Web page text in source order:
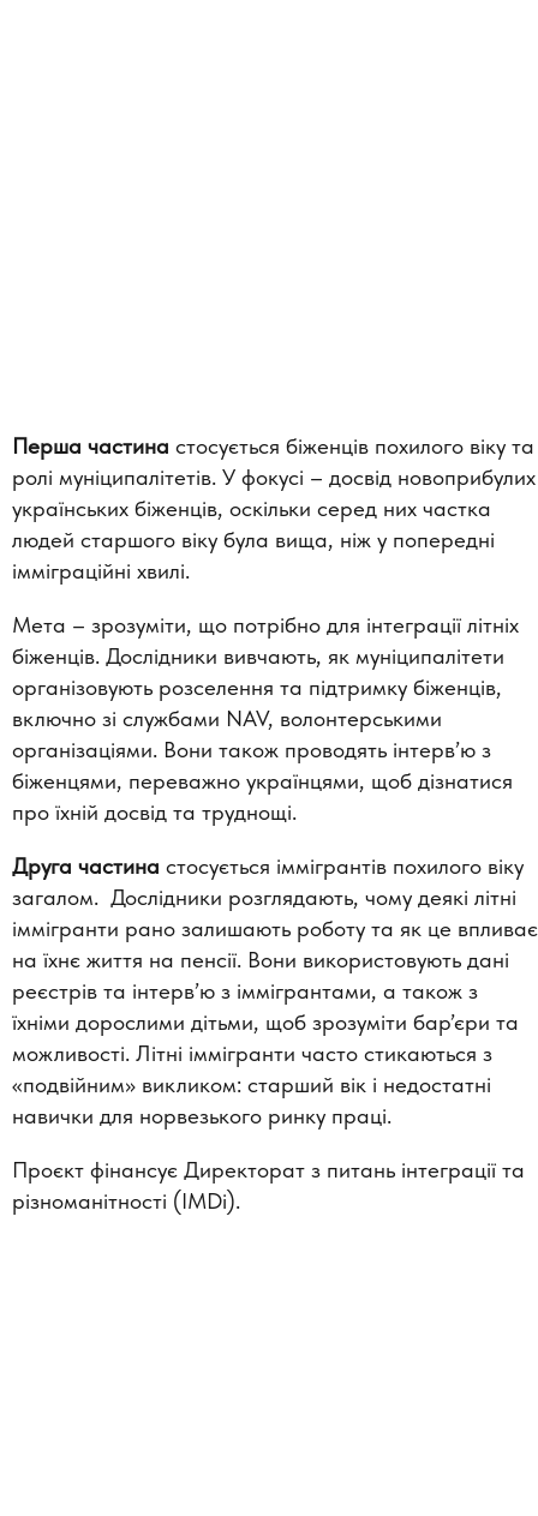
Перша частина стосується біженців похилого віку та
ролі муніципалітетів. У фокусі – досвід новоприбулих
українських біженців, оскільки серед них частка
людей старшого віку була вища, ніж у попередні
імміграційні хвилі.
Мета – зрозуміти, що потрібно для інтеграції літніх
біженців. Дослідники вивчають, як муніципалітети
організовують розселення та підтримку біженців,
включно зі службами NAV, волонтерськими
організаціями. Вони також проводять інтерв’ю з
біженцями, переважно українцями, щоб дізнатися
про їхній досвід та труднощі.
Друга частина стосується іммігрантів похилого віку
загалом. Дослідники розглядають, чому деякі літні
іммігранти рано залишають роботу та як це впливає
на їхнє життя на пенсії. Вони використовують дані
реєстрів та інтерв’ю з іммігрантами, а також з
їхніми дорослими дітьми, щоб зрозуміти бар’єри та
можливості. Літні іммігранти часто стикаються з
«подвійним» викликом: старший вік і недостатні
навички для норвезького ринку праці.
Проєкт фінансує Директорат з питань інтеграції та
різноманітності (IMDi).